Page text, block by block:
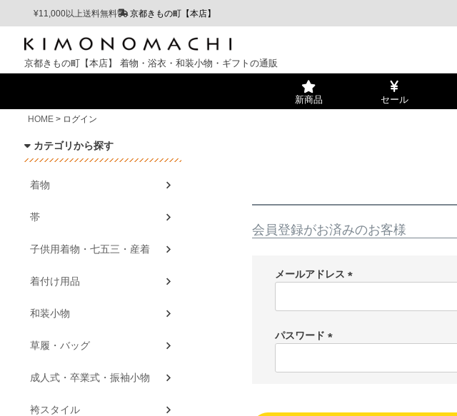
¥11,000以上送料無料 京都きもの町【本店】
京都きもの町【本店】 着物・浴衣・和装小物・ギフトの通販
新商品 セール
HOME ログイン
会員登録がお済みのお客様
メールアドレス
パスワード
カテゴリから探す
着物
帯
子供用着物・七五三・産着
着付け用品
和装小物
草履・バッグ
成人式・卒業式・振袖小物
袴スタイル